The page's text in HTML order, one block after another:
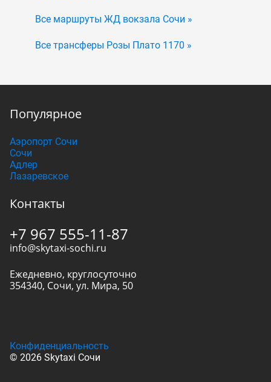
Все маршруты ЖД вокзала Сочи »
Все трансферы Розы Плато 1170 »
Популярное
Аэропорт Сочи
Сочи
Адлер
Лазаревское
Контакты
+7 967 555-11-87
info@skytaxi-sochi.ru
Ежедневно, круглосуточно
354340, Сочи, ул. Мира, 50
© 2026 Skytaxi Сочи
Конфиденциальность